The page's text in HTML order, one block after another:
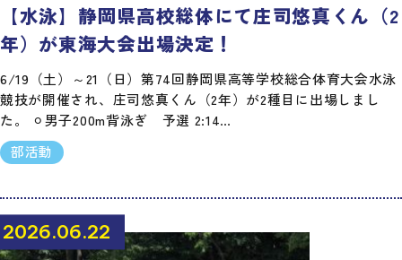
【水泳】静岡県高校総体にて庄司悠真くん（2
年）が東海大会出場決定！
6/19（土）～21（日）第74回静岡県高等学校総合体育大会水泳
競技が開催され、庄司悠真くん（2年）が2種目に出場しまし
た。 ⚪︎男子200m背泳ぎ 予選 2:14…
部活動
2026.06.22